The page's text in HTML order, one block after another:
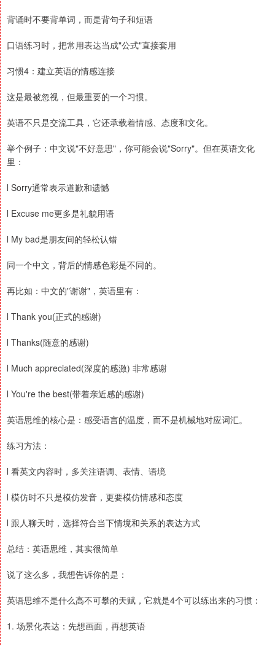
背诵时不要背单词，而是背句子和短语
口语练习时，把常用表达当成"公式"直接套用
习惯4：建立英语的情感连接
这是最被忽视，但最重要的一个习惯。
英语不只是交流工具，它还承载着情感、态度和文化。
举个例子：中文说"不好意思"，你可能会说"Sorry"。但在英语文化
里：
l Sorry通常表示道歉和遗憾
l Excuse me更多是礼貌用语
l My bad是朋友间的轻松认错
同一个中文，背后的情感色彩是不同的。
再比如：中文的"谢谢"，英语里有：
l Thank you(正式的感谢)
l Thanks(随意的感谢)
l Much appreciated(深度的感激) 非常感谢
l You're the best(带着亲近感的感谢)
英语思维的核心是：感受语言的温度，而不是机械地对应词汇。
练习方法：
l 看英文内容时，多关注语调、表情、语境
l 模仿时不只是模仿发音，更要模仿情感和态度
l 跟人聊天时，选择符合当下情境和关系的表达方式
总结：英语思维，其实很简单
说了这么多，我想告诉你的是：
英语思维不是什么高不可攀的天赋，它就是4个可以练出来的习惯：
1. 场景化表达：先想画面，再想英语